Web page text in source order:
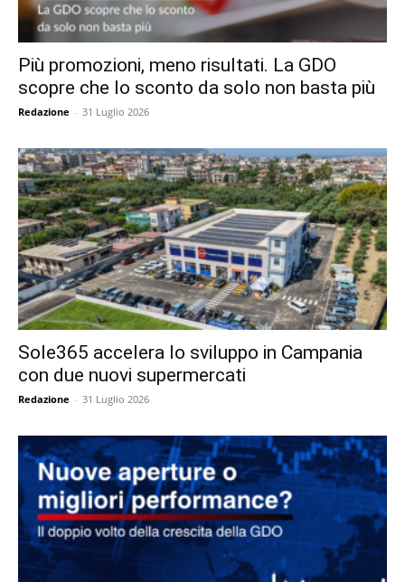
Più promozioni, meno risultati. La GDO
scopre che lo sconto da solo non basta più
Redazione - 31 Luglio 2026
Sole365 accelera lo sviluppo in Campania
con due nuovi supermercati
Redazione - 31 Luglio 2026